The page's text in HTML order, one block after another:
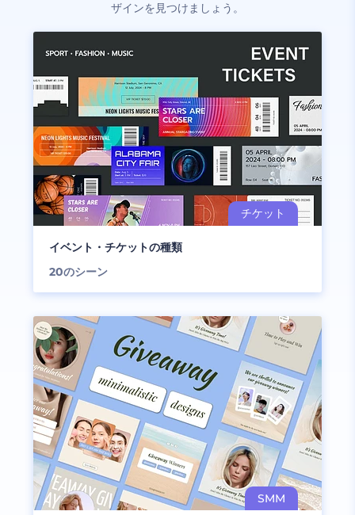
ザインを見つけましょう。
イベント・チケットの種類
20のシーン